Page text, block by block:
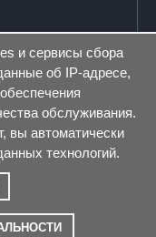
набережная,
+7 800 777
решения»
и сервисы сбора
об IP-адресе,
обслуживания.
вы автоматически
технологий.